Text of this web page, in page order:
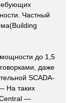
Частный
до 1,5
даже
SCADA-
На таких
Central —